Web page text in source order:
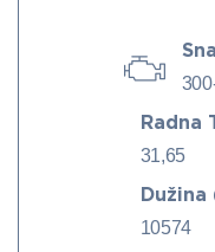
Radna
31,65
Dužina
10574